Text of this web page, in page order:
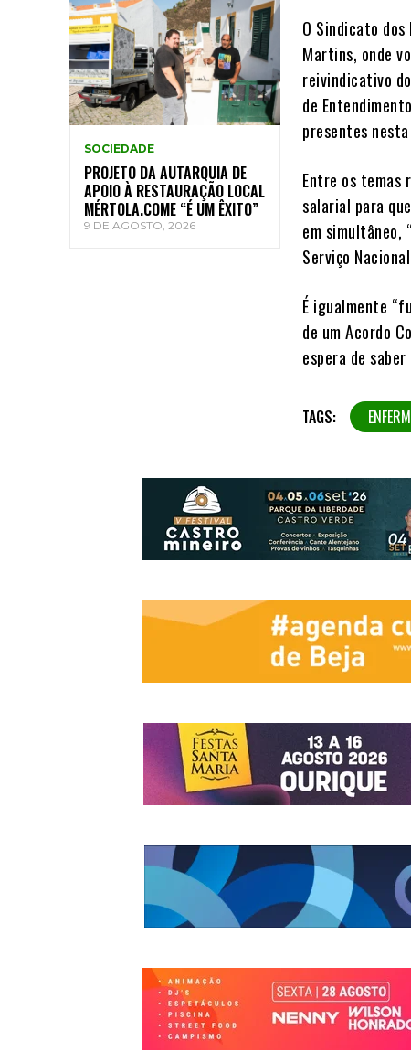
SOCIEDADE
PROJETO DA AUTARQUIA DE
APOIO À RESTAURAÇÃO LOCAL
MÉRTOLA.COME “É UM ÊXITO”
9 DE AGOSTO, 2026
O Sindicato
Martins, onde
reivindicativo
de
presentes
Entre os temas
salarial para
em simultâneo,
Serviço
É igualmente
de um Acordo
espera de
TAGS: